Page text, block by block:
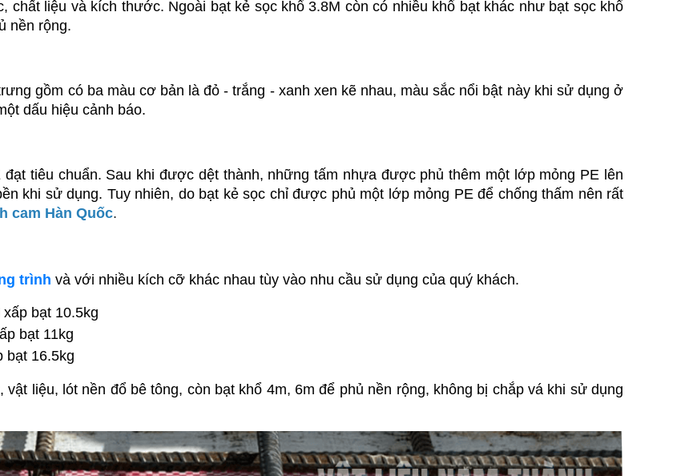
chất liệu và kích thước. Ngoài bạt kẻ sọc khổ 3.8M còn có nhiều khổ bạt khác như bạt sọc khổ
nền rộng.
gồm có ba màu cơ bản là đỏ - trắng - xanh xen kẽ nhau, màu sắc nổi bật này khi sử dụng ở
dấu hiệu cảnh báo.
tiêu chuẩn. Sau khi được dệt thành, những tấm nhựa được phủ thêm một lớp mỏng PE lên
khi sử dụng. Tuy nhiên, do bạt kẻ sọc chỉ được phủ một lớp mỏng PE để chống thấm nên rất
cam Hàn Quốc.
trình và với nhiều kích cỡ khác nhau tùy vào nhu cầu sử dụng của quý khách.
bạt 10.5kg
bạt 11kg
bạt 16.5kg
liệu, lót nền đổ bê tông, còn bạt khổ 4m, 6m để phủ nền rộng, không bị chắp vá khi sử dụng